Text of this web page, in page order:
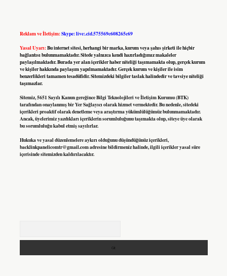
Reklam ve İletişim:Skype: live:.cid.575569c608265c69
Yasal Uyarı:Bu internet sitesi, herhangi bir marka, kurum veya şahıs şirketi ile hiçbir
bağlantısı bulunmamaktadır. Sitede yalnızca kendi hazırladığımız makaleler
paylaşılmaktadır. Burada yer alan içerikler haber niteliği taşımamakta olup, gerçek kurum
ve kişiler hakkında paylaşım yapılmamaktadır. Gerçek kurum ve kişiler ile isim
benzerlikleri tamamen tesadüfidir. Sitemizdeki bilgiler taslak halindedir ve tavsiye niteliği
taşımazlar.
Sitemiz, 5651 Sayılı Kanun gereğince Bilgi Teknolojileri ve İletişim Kurumu (BTK)
tarafından onaylanmış bir Yer Sağlayıcı olarak hizmet vermektedir. Bu nedenle, sitedeki
içerikleri proaktif olarak denetleme veya araştırma yükümlülüğümüz bulunmamaktadır.
Ancak, üyelerimiz yazdıkları içeriklerin sorumluluğunu taşımakta olup, siteye üye olarak
bu sorumluluğu kabul etmiş sayılırlar.
Hukuka ve yasal düzenlemelere aykırı olduğunu düşündüğünüz içerikleri,
backlinkpanelicomtr@gmail.comadresine bildirmeniz halinde, ilgili içerikler yasal süre
içerisinde sitemizden kaldırılacaktır.